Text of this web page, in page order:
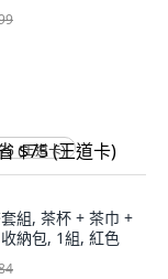
(王道卡)
組, 茶杯 + 茶巾 +
納包, 1組, 紅色